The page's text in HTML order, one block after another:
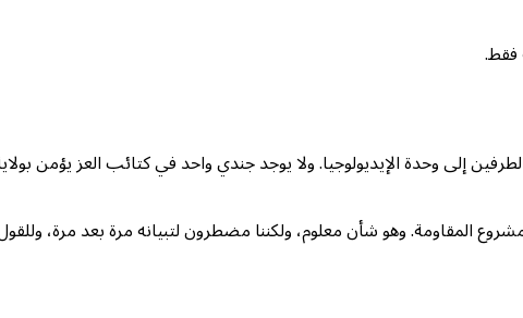
فقط.
إلى وحدة الإيديولوجيا. ولا يوجد جندي واحد في كتائب العز يؤمن
المقاومة. وهو شأن معلوم، ولكننا مضطرون لتبيانه مرة بعد مرة،